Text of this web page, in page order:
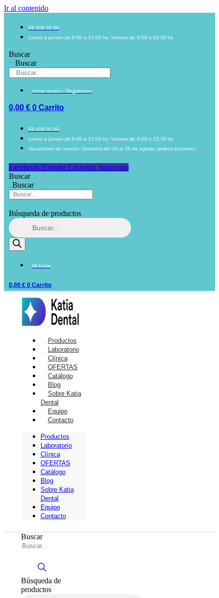
Ir al contenido
93 409 06 00
Lunes a jueves de 9:00 a 17:00 hs. Viernes de 9:00 a 14:00 hs.
Buscar
Buscar
Iniciar sesión / Registrarse
0,00 € 0 Carrito
93 409 06 00
Lunes a jueves de 9:00 a 17:00 hs. Viernes de 9:00 a 13:30 hs.
Vacaciones de verano: Cerrados del 10 al 28 de agosto (ambos inclusive)
Facebook Youtube Linkedin Instagram
Buscar
Buscar
Búsqueda de productos
Mi Katia
0,00 € 0 Carrito
Productos
Laboratorio
Clínica
OFERTAS
Catálogo
Blog
Sobre Katia
Dental
Equipo
Contacto
Productos
Laboratorio
Clínica
OFERTAS
Catálogo
Blog
Sobre Katia
Dental
Equipo
Contacto
Buscar
Búsqueda de
productos